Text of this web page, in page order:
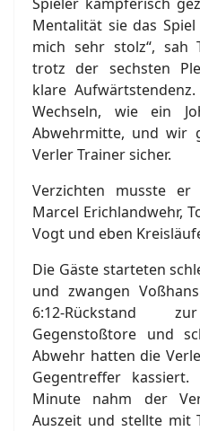
Mentalität sie das
mich sehr stolz“, sah
trotz der sechsten
klare
Wechseln, wie ein
Abwehrmitte, und wir
Verler Trainer sicher.
Verzichten musste er
Marcel Erichlandwehr,
Vogt und eben
Die Gäste starteten
und zwangen
6:12-Rückstand
Gegenstoßtore und
Abwehr hatten die
Gegentreffer
Minute nahm der
Auszeit und stellte mit